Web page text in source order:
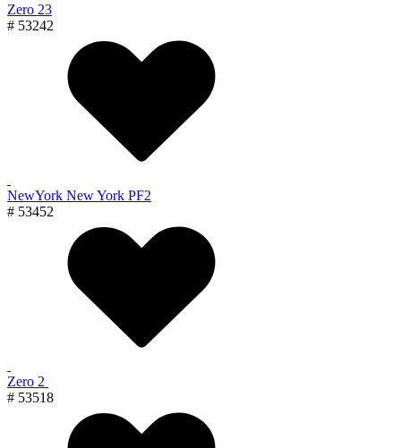
Zero 23
# 53242
NewYork New York PF2
# 53452
Zero 2
# 53518